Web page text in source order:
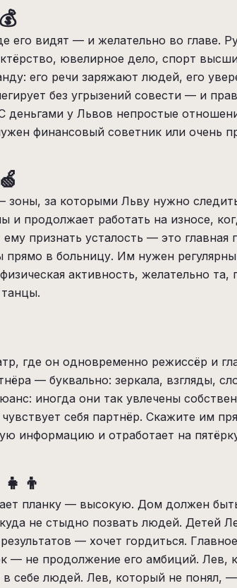
его видят — и желательно во главе.
ювелирное дело, спорт
его речи заряжают людей, его
без угрызений совести — и
деньгами у Львов непростые
финансовый советник или очень
за которыми Льву нужно
и продолжает работать на износе,
признать усталость — это
прямо в больницу. Им нужен
активность, желательно та,
где он одновременно режиссёр и
— буквально: зеркала, взгляды,
иногда они так увлечены
себя партнёр. Скажите им
информацию и отработает на
планку — высокую. Дом должен
не стыдно позвать людей. Детей
— хочет гордиться.
— не продолжение его амбиций. Лев,
в себе людей. Лев, который не понял,